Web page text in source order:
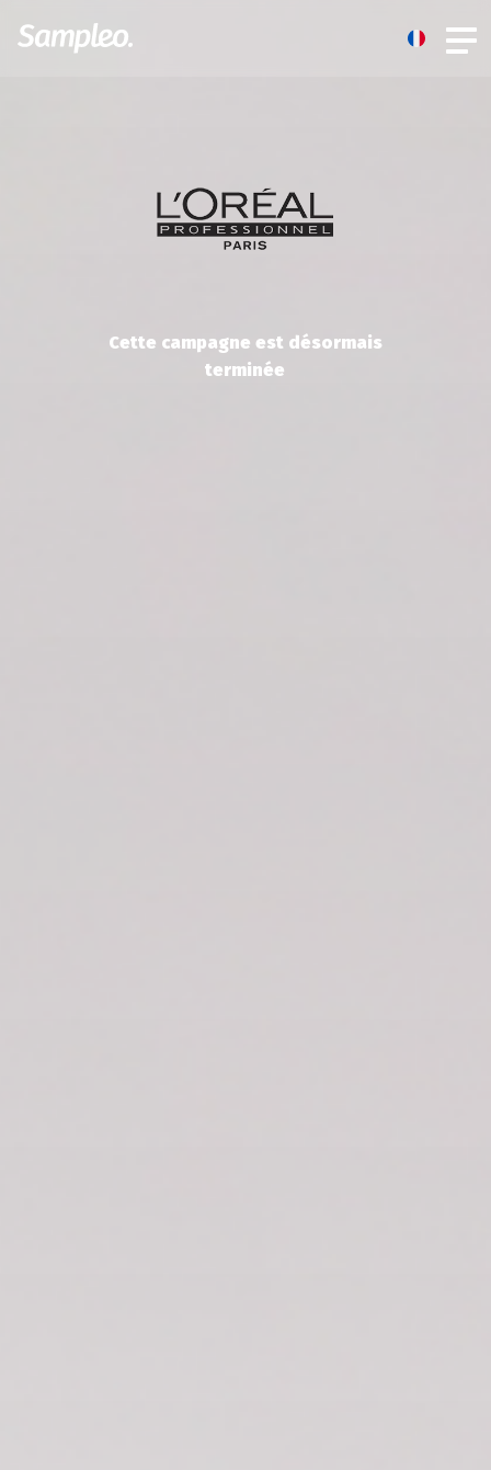
Cette campagne est désormais
terminée